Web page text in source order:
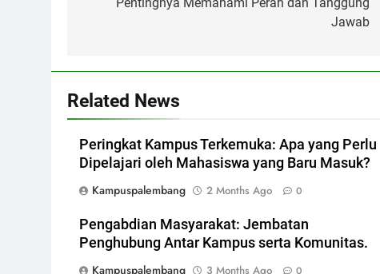
Jawab
Related News
Peringkat Kampus Terkemuka: Apa yang Perlu
Dipelajari oleh Mahasiswa yang Baru Masuk?
Kampuspalembang
2 Months Ago 0
Pengabdian Masyarakat: Jembatan
Penghubung Antar Kampus serta Komunitas.
Kampuspalembang
3 Months Ago 0